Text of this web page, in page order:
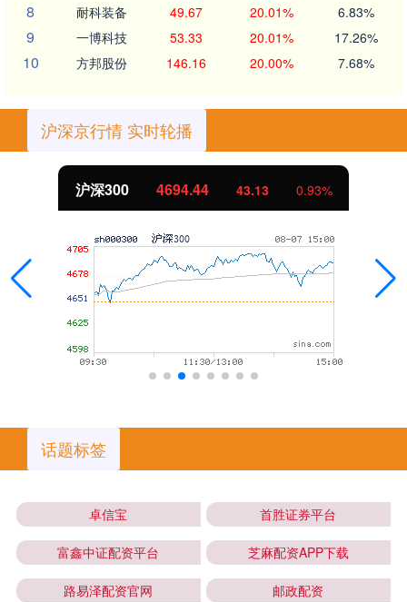
8 耐科装备 49.67 20.01% 6.83%
9 一博科技 53.33 20.01% 17.26%
10 方邦股份 146.16 20.00% 7.68%
沪深京行情 实时轮播
沪深300 4694.44 43.13 0.93%
话题标签
卓信宝 首胜证券平台
富鑫中证配资平台 芝麻配资APP下载
路易泽配资官网 邮政配资